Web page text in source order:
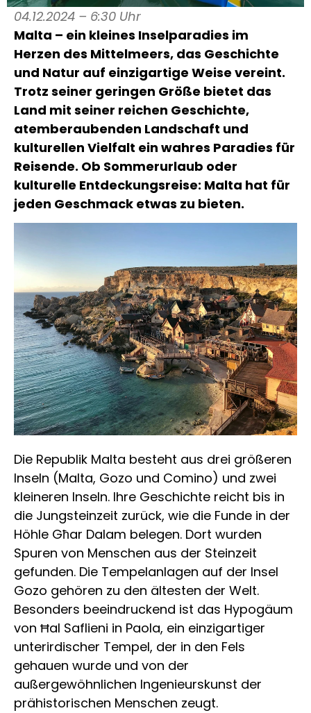
04.12.2024 – 6:30 Uhr
Malta – ein kleines Inselparadies im
Herzen des Mittelmeers, das Geschichte
und Natur auf einzigartige Weise vereint.
Trotz seiner geringen Größe bietet das
Land mit seiner reichen Geschichte,
atemberaubenden Landschaft und
kulturellen Vielfalt ein wahres Paradies für
Reisende. Ob Sommerurlaub oder
kulturelle Entdeckungsreise: Malta hat für
jeden Geschmack etwas zu bieten.
Die Republik Malta besteht aus drei größeren
Inseln (Malta, Gozo und Comino) und zwei
kleineren Inseln. Ihre Geschichte reicht bis in
die Jungsteinzeit zurück, wie die Funde in der
Höhle Għar Dalam belegen. Dort wurden
Spuren von Menschen aus der Steinzeit
gefunden. Die Tempelanlagen auf der Insel
Gozo gehören zu den ältesten der Welt.
Besonders beeindruckend ist das Hypogäum
von Ħal Saflieni in Paola, ein einzigartiger
unterirdischer Tempel, der in den Fels
gehauen wurde und von der
außergewöhnlichen Ingenieurskunst der
prähistorischen Menschen zeugt.